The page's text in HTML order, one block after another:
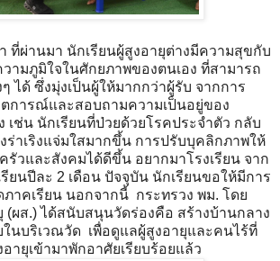
ที่ผ่านมา นักเรียนผู้สูงอายุต่างมีความสุขกับ
ามภูมิใจในศักยภาพของตนเอง ที่สามารถ
ได้ ซึ่งมุ่งเป็นผู้ให้มากกว่าผู้รับ จากการ
ตการณ์และสอบถามความเป็นอยู่ของ
เช่น นักเรียนที่ป่วยด้วยโรคประจำตัว กลับ
ร่าเริงแจ่มใสมากขึ้น การปรับบุคลิกภาพให้
รัวและสังคมได้ดีขึ้น อยากมาโรงเรียน จาก
ยนปีละ 2 เดือน ปัจจุบัน นักเรียนขอให้มีการ
ภาคเรียน นอกจากนี้ กระทรวง พม. โดย
(ผส.) ได้สนับสนุนวัดร่องคือ สร้างบ้านกลาง
ในบริเวณวัด เพื่อดูแลผู้สูงอายุและคนไร้ที่
ายุเข้ามาพักอาศัยเรียบร้อยแล้ว